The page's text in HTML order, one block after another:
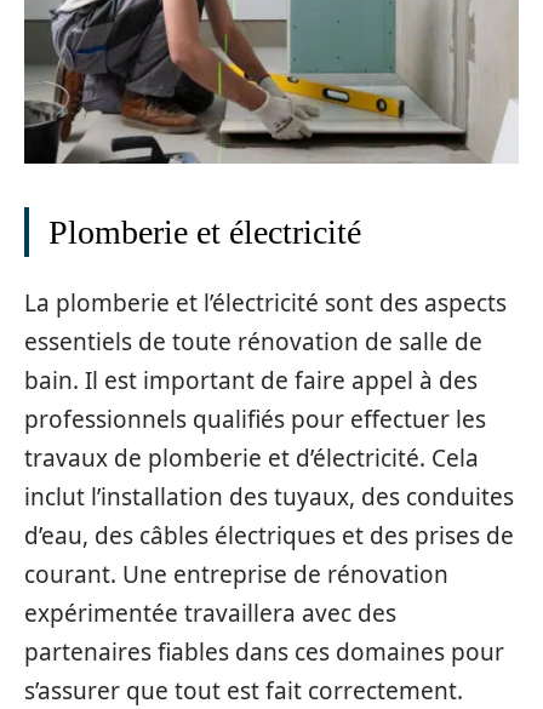
Plomberie et électricité
La plomberie et l’électricité sont des aspects
essentiels de toute rénovation de salle de
bain. Il est important de faire appel à des
professionnels qualifiés pour effectuer les
travaux de plomberie et d’électricité. Cela
inclut l’installation des tuyaux, des conduites
d’eau, des câbles électriques et des prises de
courant. Une entreprise de rénovation
expérimentée travaillera avec des
partenaires fiables dans ces domaines pour
s’assurer que tout est fait correctement.